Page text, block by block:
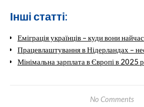
Інші статті:
Еміграція українців – куди вони
Працевлаштування в Нідерландах –
Мінімальна зарплата в Європі в 2025
No Comments